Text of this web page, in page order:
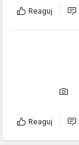
Reaguj
Reaguj